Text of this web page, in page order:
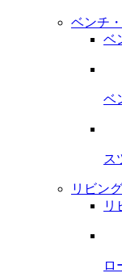
ベンチ
ベ
ベ
ス
リビン
リ
ロ